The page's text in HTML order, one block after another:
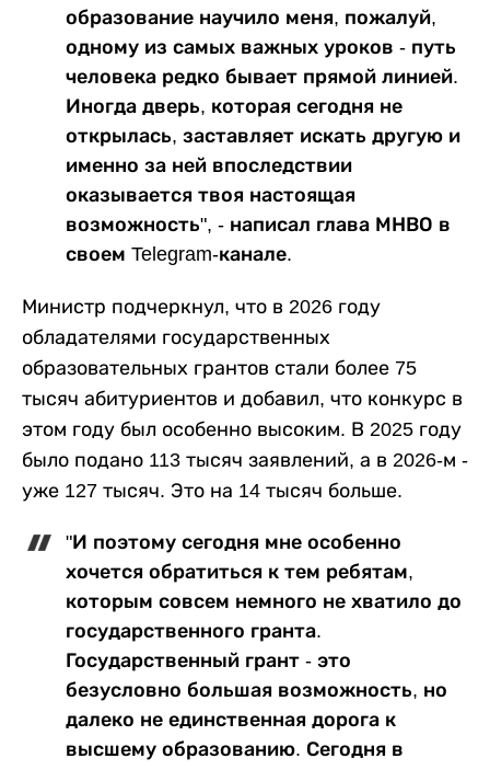
образование научило меня, пожалуй,
одному из самых важных уроков - путь
человека редко бывает прямой линией.
Иногда дверь, которая сегодня не
открылась, заставляет искать другую и
именно за ней впоследствии
оказывается твоя настоящая
возможность", - написал глава МНВО в
своем Telegram-канале.
Министр подчеркнул, что в 2026 году
обладателями государственных
образовательных грантов стали более 75
тысяч абитуриентов и добавил, что конкурс в
этом году был особенно высоким. В 2025 году
было подано 113 тысяч заявлений, а в 2026-м -
уже 127 тысяч. Это на 14 тысяч больше.
"И поэтому сегодня мне особенно
хочется обратиться к тем ребятам,
которым совсем немного не хватило до
государственного гранта.
Государственный грант - это
безусловно большая возможность, но
далеко не единственная дорога к
высшему образованию. Сегодня в